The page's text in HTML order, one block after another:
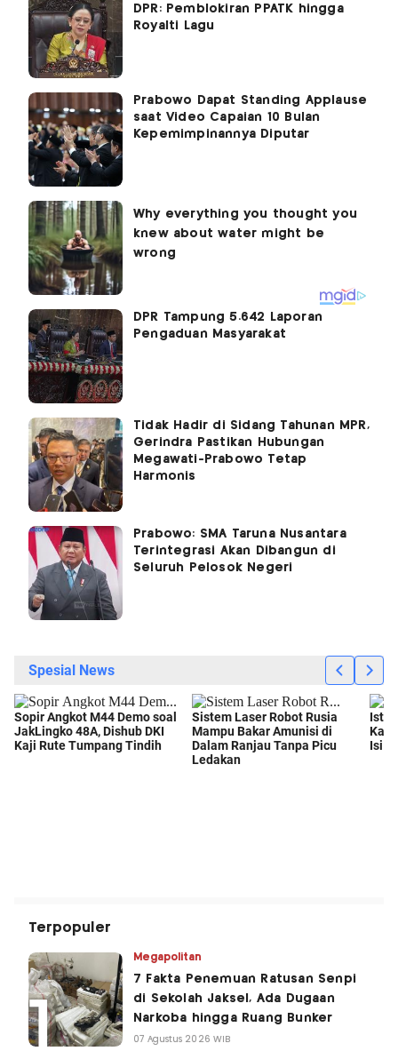
DPR: Pemblokiran PPATK hingga
Royalti Lagu
Prabowo Dapat Standing Applause
saat Video Capaian 10 Bulan
Kepemimpinannya Diputar
DPR Tampung 5.642 Laporan
Pengaduan Masyarakat
Tidak Hadir di Sidang Tahunan MPR,
Gerindra Pastikan Hubungan
Megawati-Prabowo Tetap
Harmonis
Prabowo: SMA Taruna Nusantara
Terintegrasi Akan Dibangun di
Seluruh Pelosok Negeri
Terpopuler
Megapolitan
7 Fakta Penemuan Ratusan Senpi
di Sekolah Jaksel, Ada Dugaan
Narkoba hingga Ruang Bunker
07 Agustus 2026 WIB